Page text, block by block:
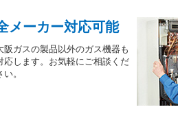
メーカー対応可能
阪ガスの製品以外のガス機器も
応します。お気軽にご相談くだ
い。